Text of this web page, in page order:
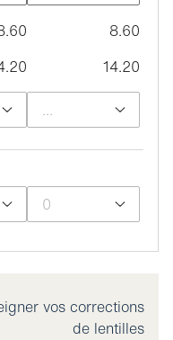
8.60
14.20
vos corrections
de lentilles